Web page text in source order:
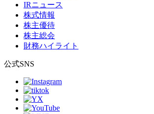
IRニュース
株式情報
株主優待
株主総会
財務ハイライト
公式SNS